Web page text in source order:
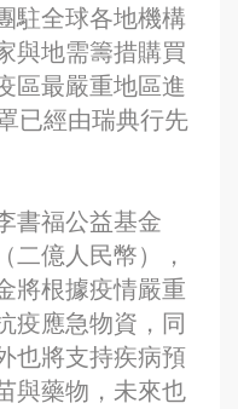
駐全球各地機構
與地需籌措購買
區最嚴重地區進
已經由瑞典行先
書福公益基金
二億人民幣），
將根據疫情嚴重
疫應急物資，同
也將支持疾病預
與藥物，未來也